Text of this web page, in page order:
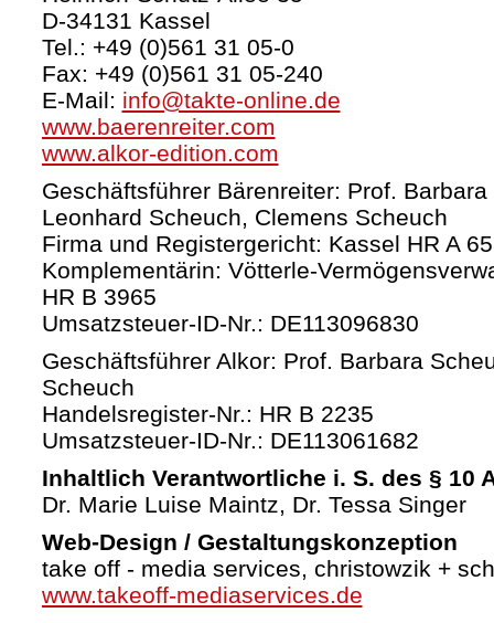
D-34131 Kassel
Tel.: +49 (0)561 31 05-0
Fax: +49 (0)561 31 05-240
E-Mail: info@takte-online.de
www.baerenreiter.com
www.alkor-edition.com
Geschäftsführer Bärenreiter: Prof.
Leonhard Scheuch, Clemens Scheuch
Firma und Registergericht: Kassel HR A
Komplementärin: Vötterle-
HR B 3965
Umsatzsteuer-ID-Nr.: DE113096830
Geschäftsführer Alkor: Prof. Barbara
Scheuch
Handelsregister-Nr.: HR B 2235
Umsatzsteuer-ID-Nr.: DE113061682
Inhaltlich Verantwortliche i. S. des § 10
Dr. Marie Luise Maintz, Dr. Tessa Singer
Web-Design / Gestaltungskonzeption
take off - media services, christowzik +
www.takeoff-mediaservices.de